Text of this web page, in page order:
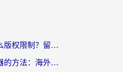
酷狗在海外用怎么版权限制？留学生亲测：3步解决听国内音乐难题
国外用微信加速器的方法：海外党无缝连接国内生活的实用指南